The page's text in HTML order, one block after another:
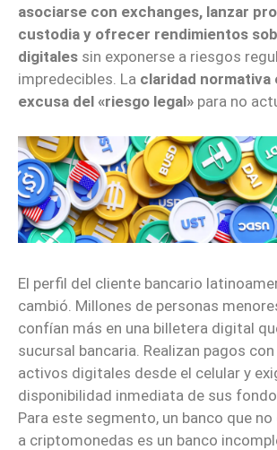
asociarse con exchanges, lanzar
custodia y ofrecer rendimientos
digitales sin exponerse a riesgos
impredecibles. La claridad normativa
excusa del «riesgo legal» para no
El perfil del cliente bancario
cambió. Millones de personas
confían más en una billetera digital
sucursal bancaria. Realizan pagos con
activos digitales desde el celular y
disponibilidad inmediata de sus
Para este segmento, un banco que
a criptomonedas es un banco